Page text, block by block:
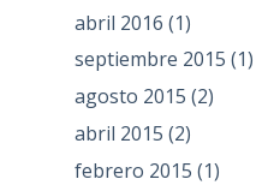
abril 2016 (1)
septiembre 2015 (1)
agosto 2015 (2)
abril 2015 (2)
febrero 2015 (1)